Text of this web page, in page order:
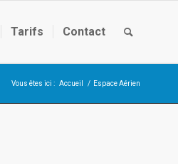
Tarifs Contact
Vous êtes ici : Accueil / Espace Aérien